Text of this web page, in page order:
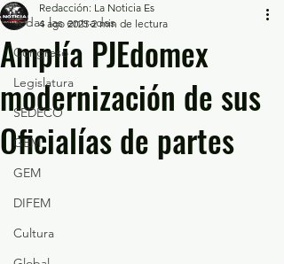
Todas las entradas
Congreso
Legislatura
SEDECO
GEM
GEM
DIFEM
Cultura
Amplía PJEdomex
modernización de sus
Oficialías de partes
Redacción: La Noticia Es
4 ago 2025 2 min de lectura